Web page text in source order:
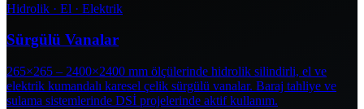
Hidrolik · El · Elektrik
Sürgülü Vanalar
265×265 – 2400×2400 mm ölçülerinde hidrolik silindirli, el ve
elektrik kumandalı karesel çelik sürgülü vanalar. Baraj tahliye ve
sulama sistemlerinde DSİ projelerinde aktif kullanım.